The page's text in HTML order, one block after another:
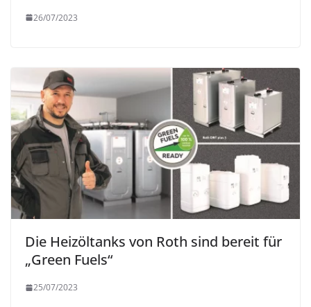
26/07/2023
Die Heizöltanks von Roth sind bereit für
„Green Fuels“
25/07/2023